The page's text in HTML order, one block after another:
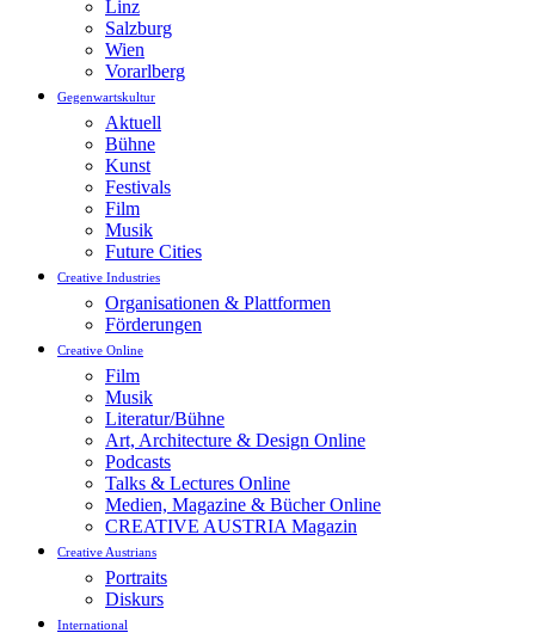
Linz
Salzburg
Wien
Vorarlberg
Gegenwartskultur
Aktuell
Bühne
Kunst
Festivals
Film
Musik
Future Cities
Creative Industries
Organisationen & Plattformen
Förderungen
Creative Online
Film
Musik
Literatur/Bühne
Art, Architecture & Design Online
Podcasts
Talks & Lectures Online
Medien, Magazine & Bücher Online
CREATIVE AUSTRIA Magazin
Creative Austrians
Portraits
Diskurs
International